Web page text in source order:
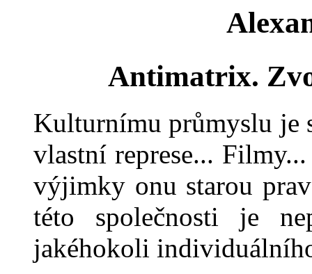
Antimatrix.
Kulturnímu průmyslu je
vlastní represe...
výjimky onu starou
této společnosti je
jakéhokoli